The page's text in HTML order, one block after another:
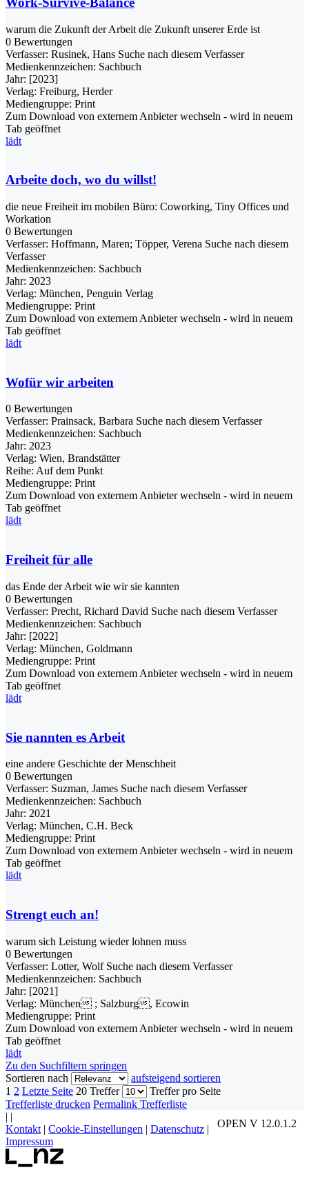
warum die Zukunft der Arbeit die Zukunft unserer Erde ist
0 Bewertungen
Verfasser: Rusinek, Hans Suche nach diesem Verfasser
Medienkennzeichen: Sachbuch
Jahr: [2023]
Verlag: Freiburg, Herder
Mediengruppe: Print
Zum Download von externem Anbieter wechseln - wird in neuem
Tab geöffnet
lädt
Arbeite doch, wo du willst!
die neue Freiheit im mobilen Büro: Coworking, Tiny Offices und
Workation
0 Bewertungen
Verfasser: Hoffmann, Maren; Töpper, Verena Suche nach diesem
Verfasser
Medienkennzeichen: Sachbuch
Jahr: 2023
Verlag: München, Penguin Verlag
Mediengruppe: Print
Zum Download von externem Anbieter wechseln - wird in neuem
Tab geöffnet
lädt
Wofür wir arbeiten
0 Bewertungen
Verfasser: Prainsack, Barbara Suche nach diesem Verfasser
Medienkennzeichen: Sachbuch
Jahr: 2023
Verlag: Wien, Brandstätter
Reihe: Auf dem Punkt
Mediengruppe: Print
Zum Download von externem Anbieter wechseln - wird in neuem
Tab geöffnet
lädt
Freiheit für alle
das Ende der Arbeit wie wir sie kannten
0 Bewertungen
Verfasser: Precht, Richard David Suche nach diesem Verfasser
Medienkennzeichen: Sachbuch
Jahr: [2022]
Verlag: München, Goldmann
Mediengruppe: Print
Zum Download von externem Anbieter wechseln - wird in neuem
Tab geöffnet
lädt
Sie nannten es Arbeit
eine andere Geschichte der Menschheit
0 Bewertungen
Verfasser: Suzman, James Suche nach diesem Verfasser
Medienkennzeichen: Sachbuch
Jahr: 2021
Verlag: München, C.H. Beck
Mediengruppe: Print
Zum Download von externem Anbieter wechseln - wird in neuem
Tab geöffnet
lädt
Strengt euch an!
warum sich Leistung wieder lohnen muss
0 Bewertungen
Verfasser: Lotter, Wolf Suche nach diesem Verfasser
Medienkennzeichen: Sachbuch
Jahr: [2021]
Verlag: München ; Salzburg, Ecowin
Mediengruppe: Print
Zum Download von externem Anbieter wechseln - wird in neuem
Tab geöffnet
lädt
Zu den Suchfiltern springen
Sortieren nach
aufsteigend sortieren
1 2 Letzte Seite 20 Treffer
Treffer pro Seite
Trefferliste drucken Permalink Trefferliste
OPEN V 12.0.1.2
| |
Kontakt | Cookie-Einstellungen | Datenschutz |
Impressum